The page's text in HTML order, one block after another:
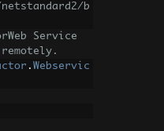
b
Service
. Webservic